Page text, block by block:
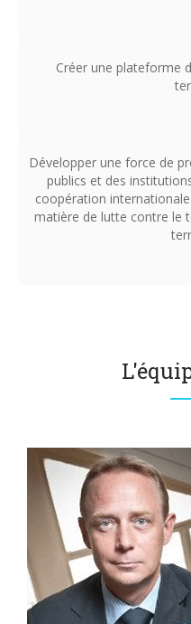
Créer une plateforme
Développer une force de
publics et des
coopération internationale
matière de lutte contre le